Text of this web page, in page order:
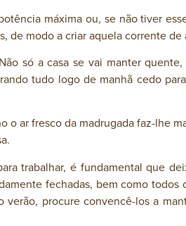
máxima ou, se não tiver
modo a criar aquela corrente
só a casa se vai manter
tudo logo de manhã cedo
ar fresco da madrugada faz-lhe
trabalhar, é fundamental que
fechadas, bem como
procure convencê-los a